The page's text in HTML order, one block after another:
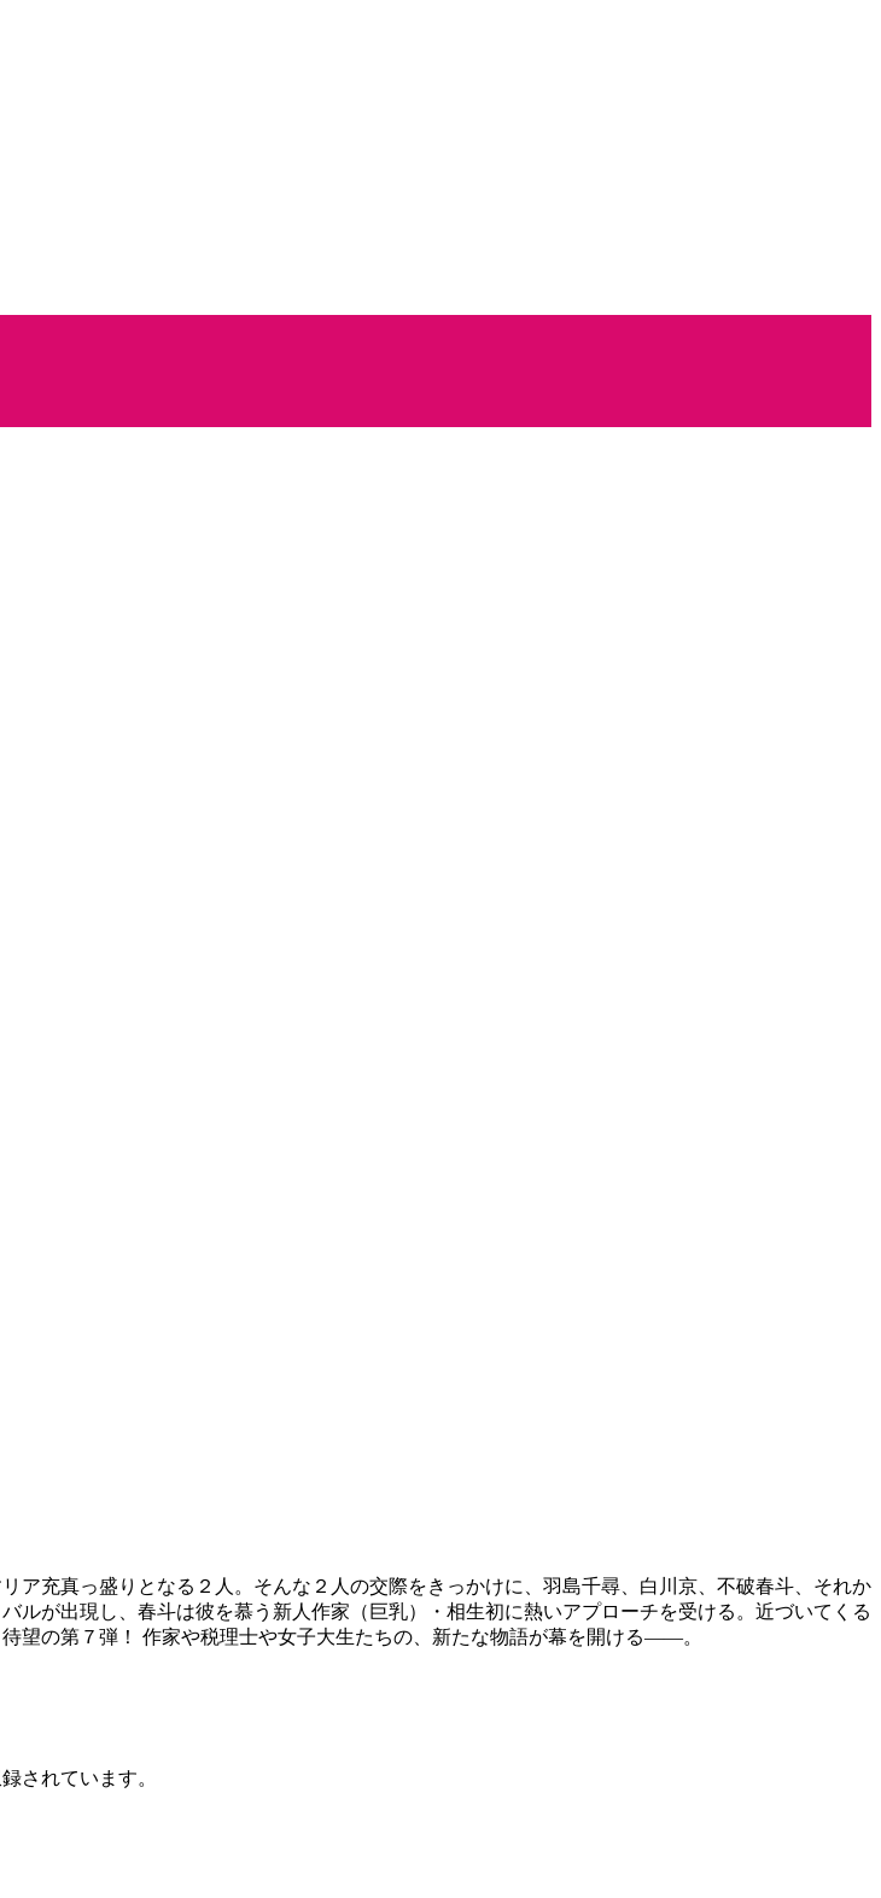
ア充真っ盛りとなる２人。そんな２人の交際をきっかけに、羽島千尋、白川京、不破春斗、それか
ルが出現し、春斗は彼を慕う新人作家（巨乳）・相生初に熱いアプローチを受ける。近づいてくる
望の第７弾！ 作家や税理士や女子大生たちの、新たな物語が幕を開ける――。
されています。